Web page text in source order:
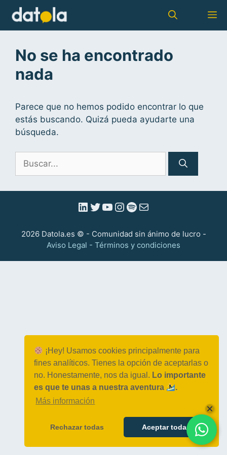
¡Hey! Usamos cookies principalmente para
fines analíticos. Tienes la opción de aceptarlas o
no. Honestamente, nos da igual. Lo importante
es que te unas a nuestra aventura
.
Más información
Rechazar todas Aceptar todas
No se ha encontrado
nada
Parece que no hemos podido encontrar lo que
estás buscando. Quizá pueda ayudarte una
búsqueda.
2026 Datola.es © - Comunidad sin ánimo de lucro -
Aviso Legal - Términos y condiciones